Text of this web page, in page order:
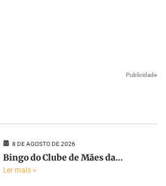
Publicidade
8 DE AGOSTO DE 2026
Bingo do Clube de Mães da...
Ler mais »